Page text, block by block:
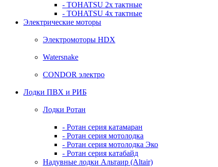
- TOHATSU 2х тактные
- TOHATSU 4х тактные
Электрические моторы
Электромоторы HDX
Watersnake
CONDOR электро
Лодки ПВХ и РИБ
Лодки Ротан
- Ротан серия катамаран
- Ротан серия мотолодка
- Ротан серия мотолодка Эко
- Ротан серия катабайд
Надувные лодки Альтаир (Altair)